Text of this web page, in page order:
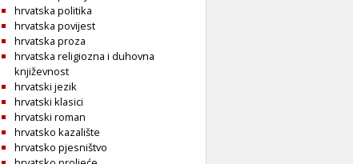
hrvatska politika
hrvatska povijest
hrvatska proza
hrvatska religiozna i duhovna
književnost
hrvatski jezik
hrvatski klasici
hrvatski roman
hrvatsko kazalište
hrvatsko pjesništvo